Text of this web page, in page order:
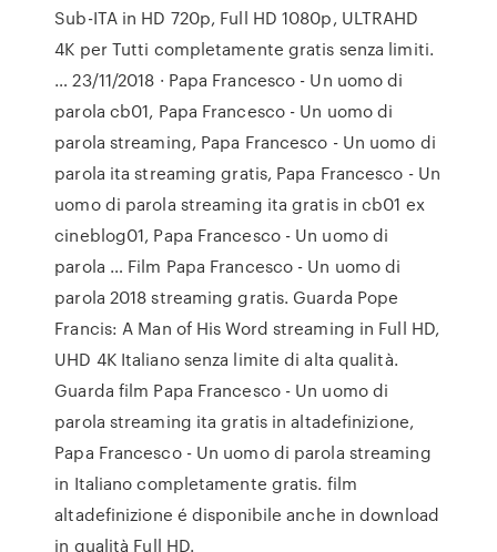
Sub-ITA in HD 720p, Full HD 1080p, ULTRAHD
4K per Tutti completamente gratis senza limiti.
… 23/11/2018 · Papa Francesco - Un uomo di
parola cb01, Papa Francesco - Un uomo di
parola streaming, Papa Francesco - Un uomo di
parola ita streaming gratis, Papa Francesco - Un
uomo di parola streaming ita gratis in cb01 ex
cineblog01, Papa Francesco - Un uomo di
parola … Film Papa Francesco - Un uomo di
parola 2018 streaming gratis. Guarda Pope
Francis: A Man of His Word streaming in Full HD,
UHD 4K Italiano senza limite di alta qualità.
Guarda film Papa Francesco - Un uomo di
parola streaming ita gratis in altadefinizione,
Papa Francesco - Un uomo di parola streaming
in Italiano completamente gratis. film
altadefinizione é disponibile anche in download
in qualità Full HD.